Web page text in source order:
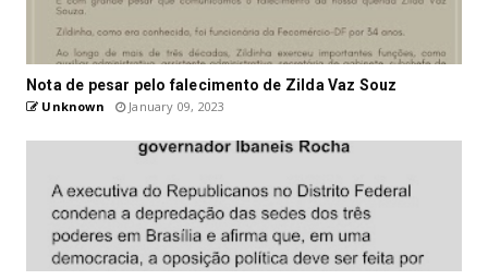
Nota de pesar pelo falecimento de Zilda Vaz Souz
Unknown January 09, 2023